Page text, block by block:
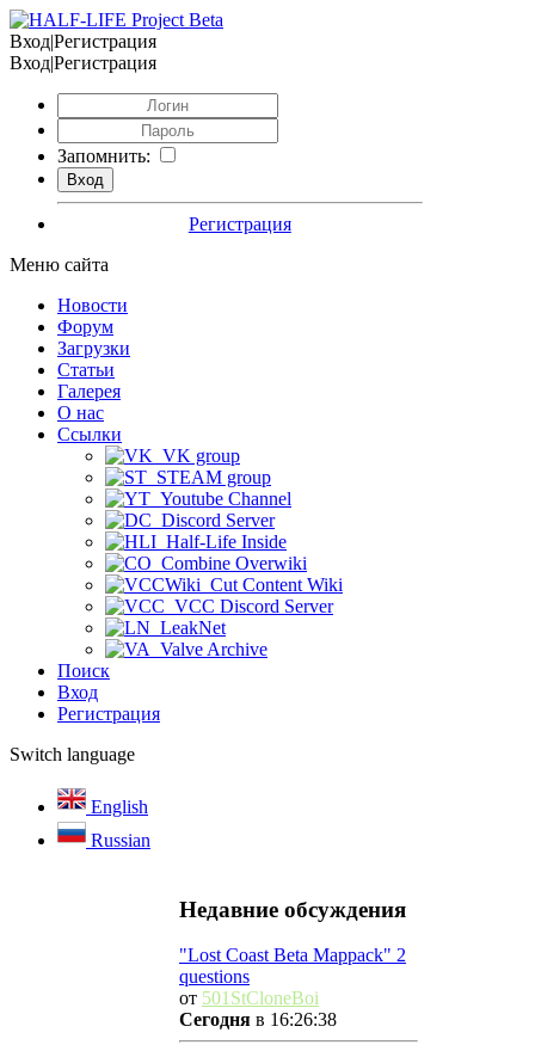
Вход|Регистрация
Вход|Регистрация
Запомнить:
Регистрация
Меню сайта
Новости
Форум
Загрузки
Статьи
Галерея
О нас
Ссылки
VK group
STEAM group
Youtube Channel
Discord Server
Half-Life Inside
Combine Overwiki
Cut Content Wiki
VCC Discord Server
LeakNet
Valve Archive
Поиск
Вход
Регистрация
Switch language
English
Russian
Недавние обсуждения
"Lost Coast Beta Mappack" 2
questions
от 501StCloneBoi
Сегодня в 16:26:38